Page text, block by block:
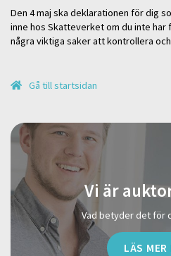
Den 4 maj ska deklarationen för dig
inne hos Skatteverket om du inte har
några viktiga saker att kontrollera
Gå till startsidan
Vi är
Vad betyder det för
LÄS MER